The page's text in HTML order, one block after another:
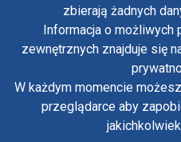
zbierają żadnych
Informacja o możliwych
zewnętrznych znajduje się
W każdym momencie
przeglądarce aby
Polityka prywatności
Oświadczenie o
Standardy ochrony
Paulinów na Jasnej Górze